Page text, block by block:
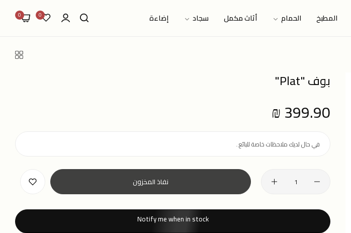
المطبخ الحمام أثاث مكمل سجاد إضاءة 0
0
Regular
price
399.90 ₪
نفاذ المخزون
Notify me when in stock